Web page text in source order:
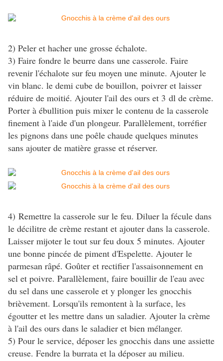
2) Peler et hacher une grosse échalote.
3) Faire fondre le beurre dans une casserole. Faire
revenir l'échalote sur feu moyen une minute. Ajouter le
vin blanc. le demi cube de bouillon, poivrer et laisser
réduire de moitié. Ajouter l'ail des ours et 3 dl de crème.
Porter à ébullition puis mixer le contenu de la casserole
finement à l'aide d'un plongeur. Parallèlement, torréfier
les pignons dans une poêle chaude quelques minutes
sans ajouter de matière grasse et réserver.
4) Remettre la casserole sur le feu. Diluer la fécule dans
le décilitre de crème restant et ajouter dans la casserole.
Laisser mijoter le tout sur feu doux 5 minutes. Ajouter
une bonne pincée de piment d'Espelette. Ajouter le
parmesan râpé. Goûter et rectifier l'assaisonnement en
sel et poivre. Parallèlement, faire bouillir de l'eau avec
du sel dans une casserole et y plonger les gnocchis
brièvement. Lorsqu'ils remontent à la surface, les
égoutter et les mettre dans un saladier. Ajouter la crème
à l'ail des ours dans le saladier et bien mélanger.
5) Pour le service, déposer les gnocchis dans une assiette
creuse. Fendre la burrata et la déposer au milieu.